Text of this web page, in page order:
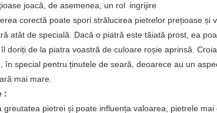
joacă, de asemenea, un rol
corectă poate spori strălucirea pietrelor prețioase și
atât de specială. Dacă o piatră este tăiată prost, ea
doriți de la piatra voastră de culoare roșie aprinsă.
în special pentru ținutele de seară, deoarece au un
mai mare.
:
pietrei și poate influența valoarea, pietrele